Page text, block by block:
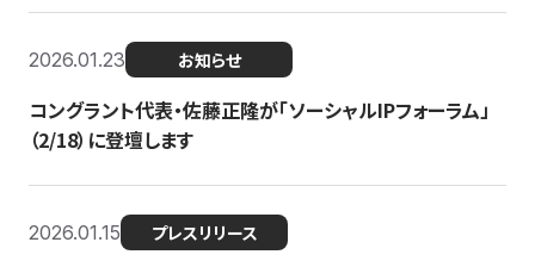
2026.01.23 お知らせ
コングラント代表・佐藤正隆が「ソーシャルIPフォーラム」
（2/18）に登壇します
2026.01.15 プレスリリース